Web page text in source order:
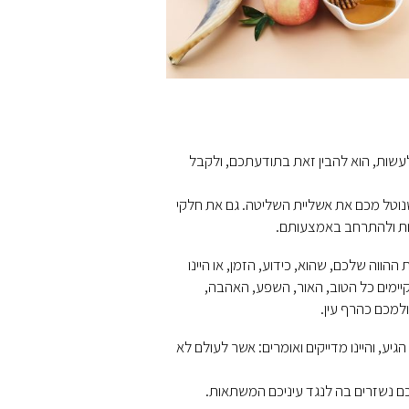
הוא להבין זאת בתודעתכם, ולקבל
מכם את אשליית השליטה. גם את חלקי
ולהתרחב באמצעותם.
שלכם, שהוא, כידוע, הזמן, או היינו
כל הטוב, האור, השפע, האהבה,
כהרף עין.
והיינו מדייקים ואומרים: אשר לעולם לא
נשזרים בה לנגד עיניכם המשתאות.